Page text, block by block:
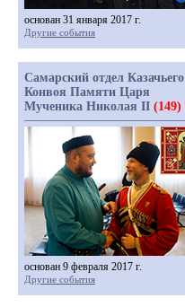
основан 31 января 2017 г.
Другие события
Самарский отдел Казачьего
Конвоя Памяти Царя
Мученика Николая II (149)
основан 9 февраля 2017 г.
Другие события